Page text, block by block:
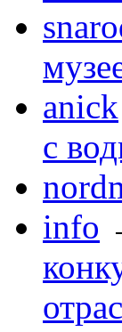
anick
с
info